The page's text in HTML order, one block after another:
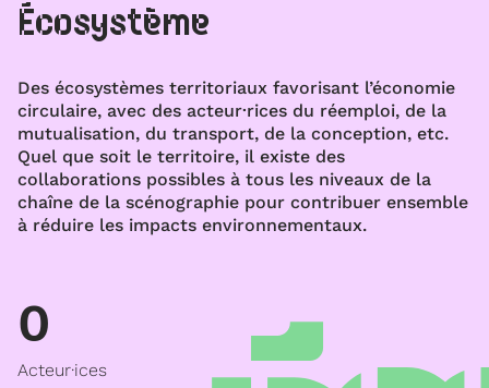
Écosystème
Des écosystèmes territoriaux favorisant l’économie
circulaire, avec des acteur·rices du réemploi, de la
mutualisation, du transport, de la conception, etc.
Quel que soit le territoire, il existe des
collaborations possibles à tous les niveaux de la
chaîne de la scénographie pour contribuer ensemble
à réduire les impacts environnementaux.
0
Acteur·ices